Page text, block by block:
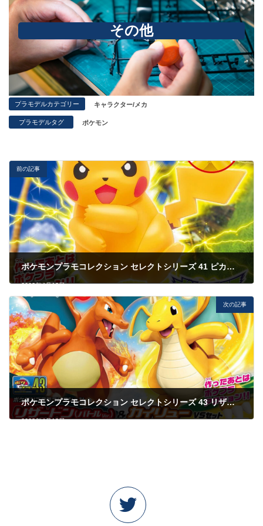
その他
プラモデルカテゴリー キャラクター/メカ
プラモデルタグ ポケモン
前の記事
ポケモンプラモコレクション セレクトシリーズ 41 ピカチュウ
2023年4月13日
次の記事
ポケモンプラモコレクション セレクトシリーズ 43 リザードン （バトルVer.）＆カイリュー VSセット
2023年4月13日